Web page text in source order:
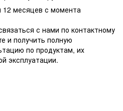
12 месяцев с момента
с нами по контактному
и получить полную
по продуктам, их
эксплуатации.